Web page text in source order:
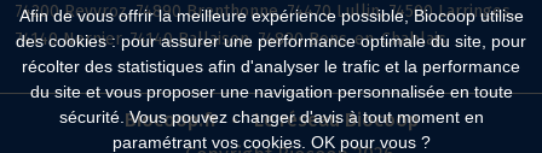
Afin de vous offrir la meilleure expérience possible, Biocoop utilise
des cookies : pour assurer une performance optimale du site, pour
récolter des statistiques afin d'analyser le trafic et la performance
du site et vous proposer une navigation personnalisée en toute
sécurité. Vous pouvez changer d'avis à tout moment en
paramétrant vos cookies. OK pour vous ?
74200 Reyvroz, 74890 Brenthonne, 74470 Lullin, 74500 Larringes,
74140 Nernier, 74140 Ballaison, 74890 Bons-en-Chablais
Biocoop.fr
Le réseau Biocoop